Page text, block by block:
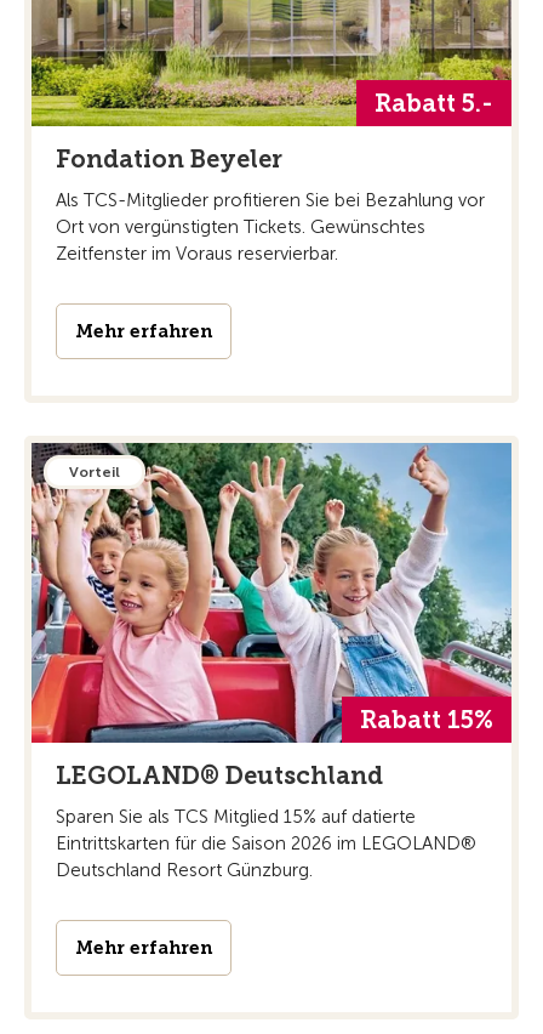
Rabatt 5.-
Fondation Beyeler
Als TCS-Mitglieder profitieren Sie bei Bezahlung vor
Ort von vergünstigten Tickets. Gewünschtes
Zeitfenster im Voraus reservierbar.
Mehr erfahren
Vorteil
Rabatt 15%
LEGOLAND® Deutschland
Sparen Sie als TCS Mitglied 15% auf datierte
Eintrittskarten für die Saison 2026 im LEGOLAND®
Deutschland Resort Günzburg.
Mehr erfahren